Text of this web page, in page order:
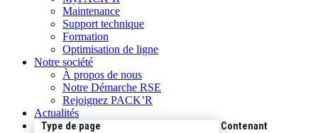
Maintenance
Support technique
Formation
Optimisation de ligne
Notre société
À propos de nous
Notre Démarche RSE
Rejoignez PACK’R
Actualités
Type de page Contenant